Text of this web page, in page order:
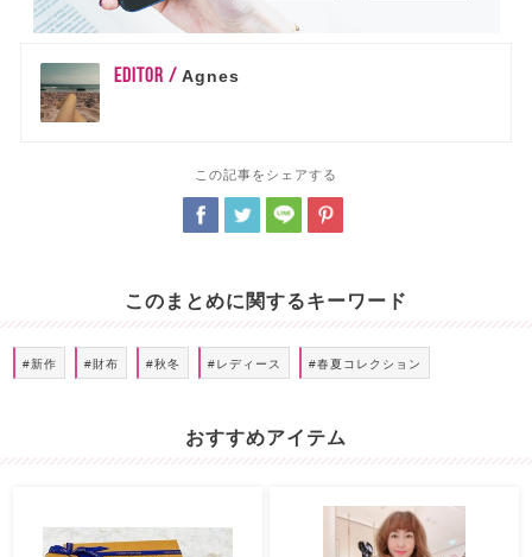
EDITOR /Agnes
この記事をシェアする
このまとめに関するキーワード
#新作 #財布 #秋冬 #レディース #春夏コレクション
おすすめアイテム